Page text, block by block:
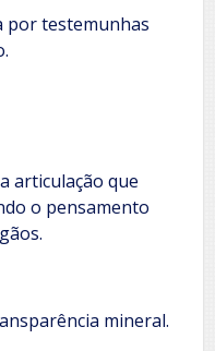
por testemunhas
articulação que
o pensamento
mineral.